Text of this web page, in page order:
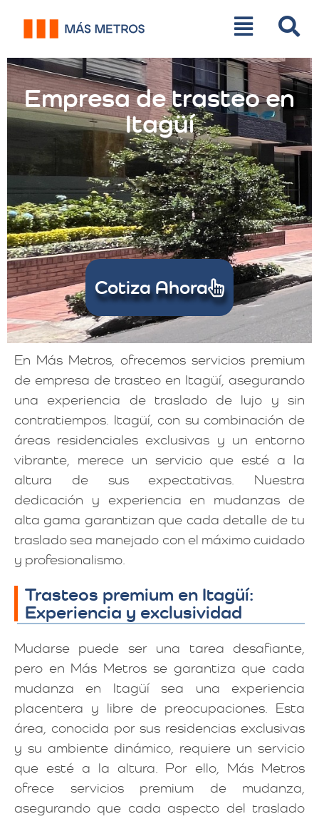
Empresa de trasteo en
Itagüí
Cotiza Ahora
En Más Metros, ofrecemos servicios premium
de empresa de trasteo en Itagüí, asegurando
una experiencia de traslado de lujo y sin
contratiempos. Itagüí, con su combinación de
áreas residenciales exclusivas y un entorno
vibrante, merece un servicio que esté a la
altura de sus expectativas. Nuestra
dedicación y experiencia en mudanzas de
alta gama garantizan que cada detalle de tu
traslado sea manejado con el máximo cuidado
y profesionalismo.
Trasteos premium en Itagüí:
Experiencia y exclusividad
Mudarse puede ser una tarea desafiante,
pero en Más Metros se garantiza que cada
mudanza en Itagüí sea una experiencia
placentera y libre de preocupaciones. Esta
área, conocida por sus residencias exclusivas
y su ambiente dinámico, requiere un servicio
que esté a la altura. Por ello, Más Metros
ofrece servicios premium de mudanza,
asegurando que cada aspecto del traslado